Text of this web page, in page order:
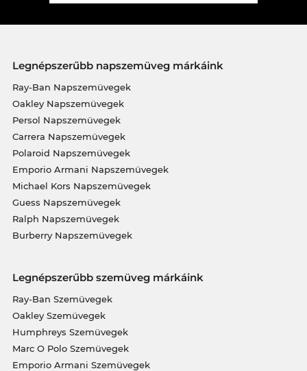
Legnépszerűbb napszemüveg márkáink
Ray-Ban Napszemüvegek
Oakley Napszemüvegek
Persol Napszemüvegek
Carrera Napszemüvegek
Polaroid Napszemüvegek
Emporio Armani Napszemüvegek
Michael Kors Napszemüvegek
Guess Napszemüvegek
Ralph Napszemüvegek
Burberry Napszemüvegek
Legnépszerűbb szemüveg márkáink
Ray-Ban Szemüvegek
Oakley Szemüvegek
Humphreys Szemüvegek
Marc O Polo Szemüvegek
Emporio Armani Szemüvegek